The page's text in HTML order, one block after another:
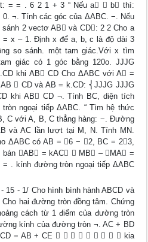
= = . 6 2 1 + 3 “ Nếu a  b thì:
¬. Tính các góc của ΔABC. −. Nếu
2 vectơ AB và CD: 2 2 Cho a
x – 1. Định x để a, b, c là độ dài 3
so sánh. một tam giác.Với x tìm
giác có 1 góc bằng 120o. JJJG
khi AB CD Cho ΔABC với A =
AB  CD và AB = k.CD: ⎨JJJG JJJG
khi AB CD ¬. Tính BC, diện tích
ngoại tiếp ΔABC. “ Tìm hệ thức
C với A, B, C thẳng hàng: −. Đường
và AC lần lượt tại M, N. Tính MN.
ΔABC có AB = 6 − 2, BC = 23,
bán AB = kAC  MB – MA =
. kính đường tròn ngoại tiếp ΔABC
15 - 1/ Cho hình bình hành ABCD và
hai đường tròn đồng tâm. Chứng
cách từ 1 điểm của đường tròn
kính của đường tròn ¬. AC + BD
= AB + CE          kia